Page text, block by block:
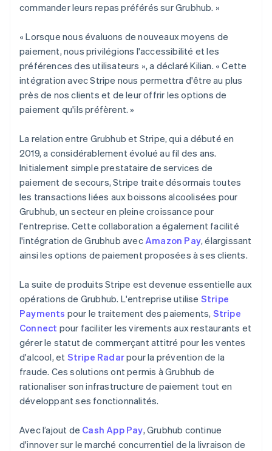
commander leurs repas préférés sur Grubhub. »
« Lorsque nous évaluons de nouveaux moyens de
paiement, nous privilégions l'accessibilité et les
préférences des utilisateurs », a déclaré Kilian. « Cette
intégration avec Stripe nous permettra d'être au plus
près de nos clients et de leur offrir les options de
paiement qu'ils préfèrent. »
La relation entre Grubhub et Stripe, qui a débuté en
2019, a considérablement évolué au fil des ans.
Initialement simple prestataire de services de
paiement de secours, Stripe traite désormais toutes
les transactions liées aux boissons alcoolisées pour
Grubhub, un secteur en pleine croissance pour
l'entreprise. Cette collaboration a également facilité
l'intégration de Grubhub avec Amazon Pay, élargissant
ainsi les options de paiement proposées à ses clients.
La suite de produits Stripe est devenue essentielle aux
opérations de Grubhub. L'entreprise utilise Stripe
Payments pour le traitement des paiements, Stripe
Connect pour faciliter les virements aux restaurants et
gérer le statut de commerçant attitré pour les ventes
d'alcool, et Stripe Radarpour la prévention de la
fraude. Ces solutions ont permis à Grubhub de
rationaliser son infrastructure de paiement tout en
développant ses fonctionnalités.
Avec l’ajout de Cash App Pay, Grubhub continue
d'innover sur le marché concurrentiel de la livraison de